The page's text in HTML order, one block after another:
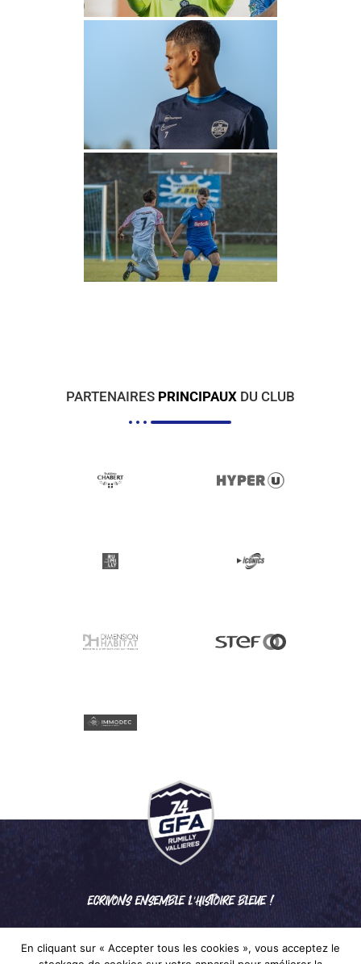
PARTENAIRES PRINCIPAUX DU CLUB
ECRIVONS ENSEMBLE L'HISTOIRE BLEUE !
En cliquant sur « Accepter tous les cookies », vous acceptez le